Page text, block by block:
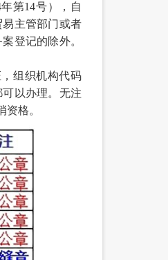
年第14号），自
主管部门或者
登记的除外。
组织机构代码
以办理。无注
格。